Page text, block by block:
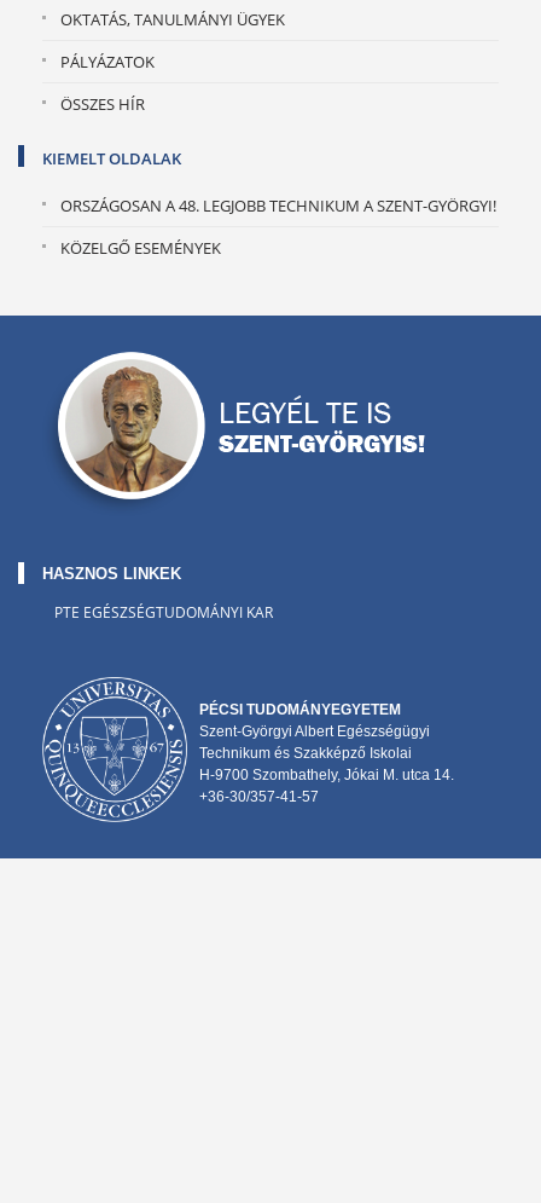
OKTATÁS, TANULMÁNYI ÜGYEK
PÁLYÁZATOK
ÖSSZES HÍR
KIEMELT OLDALAK
ORSZÁGOSAN A 48. LEGJOBB TECHNIKUM A SZENT-GYÖRGYI!
KÖZELGŐ ESEMÉNYEK
HASZNOS LINKEK
PTE EGÉSZSÉGTUDOMÁNYI KAR
PÉCSI TUDOMÁNYEGYETEM
Szent-Györgyi Albert Egészségügyi
Technikum és Szakképző Iskolai
H-9700 Szombathely, Jókai M. utca 14.
+36-30/357-41-57